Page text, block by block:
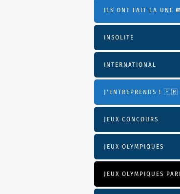
ILS ONT FAIT LA UNE
INSOLITE
INTERNATIONAL
J'ENTREPRENDS ! 🇫🇷
JEUX CONCOURS
JEUX OLYMPIQUES
JEUX OLYMPIQUES